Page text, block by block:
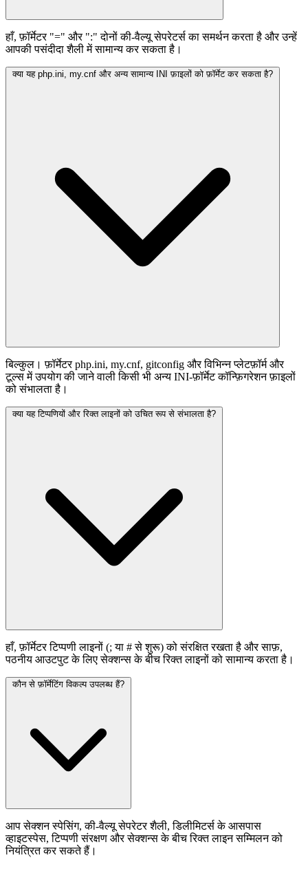
हाँ, फ़ॉर्मेटर "=" और ":" दोनों की-वैल्यू सेपरेटर्स का समर्थन करता है और उन्हें
आपकी पसंदीदा शैली में सामान्य कर सकता है।
क्या यह php.ini, my.cnf और अन्य सामान्य INI फ़ाइलों को फ़ॉर्मेट कर सकता है?
बिल्कुल। फ़ॉर्मेटर php.ini, my.cnf, gitconfig और विभिन्न प्लेटफ़ॉर्म और
टूल्स में उपयोग की जाने वाली किसी भी अन्य INI-फ़ॉर्मेट कॉन्फ़िगरेशन फ़ाइलों
को संभालता है।
क्या यह टिप्पणियों और रिक्त लाइनों को उचित रूप से संभालता है?
हाँ, फ़ॉर्मेटर टिप्पणी लाइनों (; या # से शुरू) को संरक्षित रखता है और साफ़,
पठनीय आउटपुट के लिए सेक्शन्स के बीच रिक्त लाइनों को सामान्य करता है।
कौन से फ़ॉर्मेटिंग विकल्प उपलब्ध हैं?
आप सेक्शन स्पेसिंग, की-वैल्यू सेपरेटर शैली, डिलीमिटर्स के आसपास
व्हाइटस्पेस, टिप्पणी संरक्षण और सेक्शन्स के बीच रिक्त लाइन सम्मिलन को
नियंत्रित कर सकते हैं।